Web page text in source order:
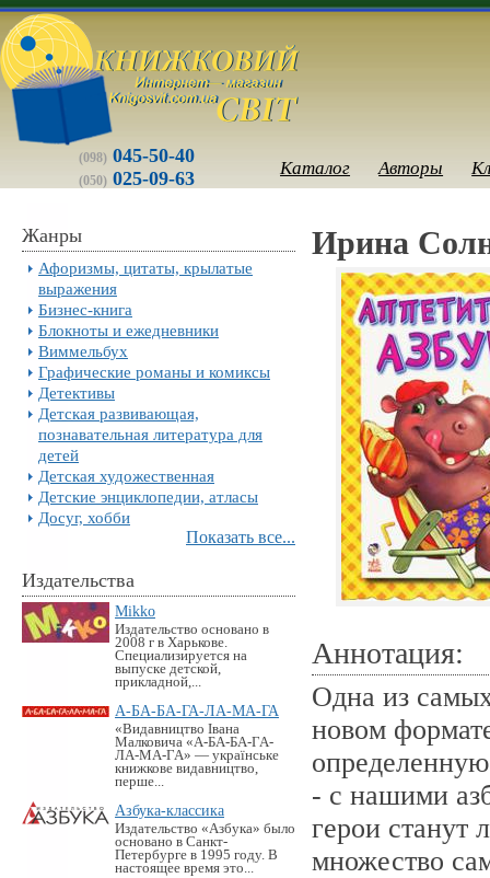
(098) 045-50-40
(050) 025-09-63 Каталог Авторы
Жанры
Афоризмы, цитаты, крылатые
выражения
Бизнес-книга
Блокноты и ежедневники
Виммельбух
Графические романы и комиксы
Детективы
Детская развивающая,
познавательная литература для
детей
Детская художественная
Детские энциклопедии, атласы
Досуг, хобби
Показать все...
Издательства
Mikko
Издательство основано в
2008 г в Харькове.
Специализируется на
выпуске детской,
прикладной,...
А-БА-БА-ГА-ЛА-МА-ГА
«Видавництво Івана
Малковича «А-БА-БА-ГА-
ЛА-МА-ГА» — українське
книжкове видавництво,
перше...
Азбука-классика
Издательство «Азбука» было
основано в Санкт-
Петербурге в 1995 году. В
настоящее время это...
Ирина
Аннотация:
Одна из
новом
- c нашими
герои станут
множество